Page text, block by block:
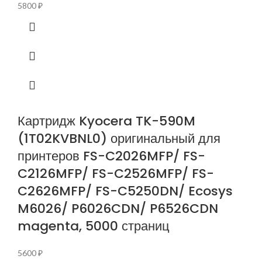
5800₽
Картридж Kyocera TK-590M
(1T02KVBNL0) оригинальный для
принтеров FS-C2026MFP/ FS-
C2126MFP/ FS-C2526MFP/ FS-
C2626MFP/ FS-C5250DN/ Ecosys
M6026/ P6026CDN/ P6526CDN
magenta, 5000 страниц
5600₽